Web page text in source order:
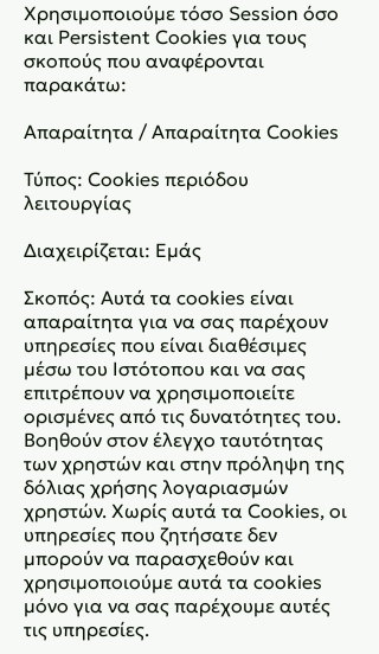
Χρησιμοποιούμε τόσο Session όσο
και Persistent Cookies για τους
σκοπούς που αναφέρονται
παρακάτω:
Απαραίτητα / Απαραίτητα Cookies
Τύπος: Cookies περιόδου
λειτουργίας
Διαχειρίζεται: Εμάς
Σκοπός: Αυτά τα cookies είναι
απαραίτητα για να σας παρέχουν
υπηρεσίες που είναι διαθέσιμες
μέσω του Ιστότοπου και να σας
επιτρέπουν να χρησιμοποιείτε
ορισμένες από τις δυνατότητες του.
Βοηθούν στον έλεγχο ταυτότητας
των χρηστών και στην πρόληψη της
δόλιας χρήσης λογαριασμών
χρηστών. Χωρίς αυτά τα Cookies, οι
υπηρεσίες που ζητήσατε δεν
μπορούν να παρασχεθούν και
χρησιμοποιούμε αυτά τα cookies
μόνο για να σας παρέχουμε αυτές
τις υπηρεσίες.